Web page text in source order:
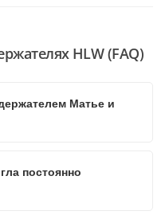
HLW (FAQ)
Матье и
постоянно